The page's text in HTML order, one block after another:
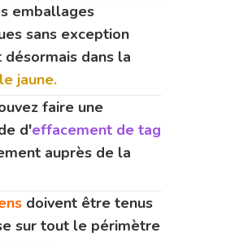
emballages
sans exception
dans la
jaune.
faire une
d'effacement de tag
auprès de la
doivent être tenus
sur tout le périmètre